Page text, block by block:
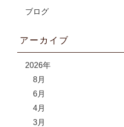
ブログ
アーカイブ
2026年
8月
6月
4月
3月